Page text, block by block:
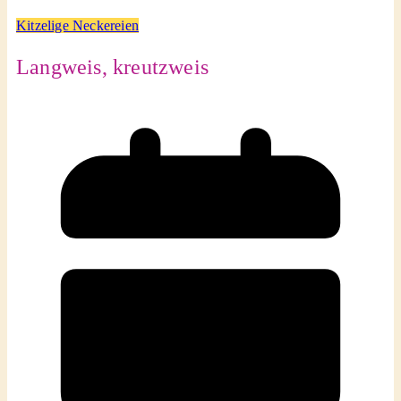
Kitzelige Neckereien
Langweis, kreutzweis